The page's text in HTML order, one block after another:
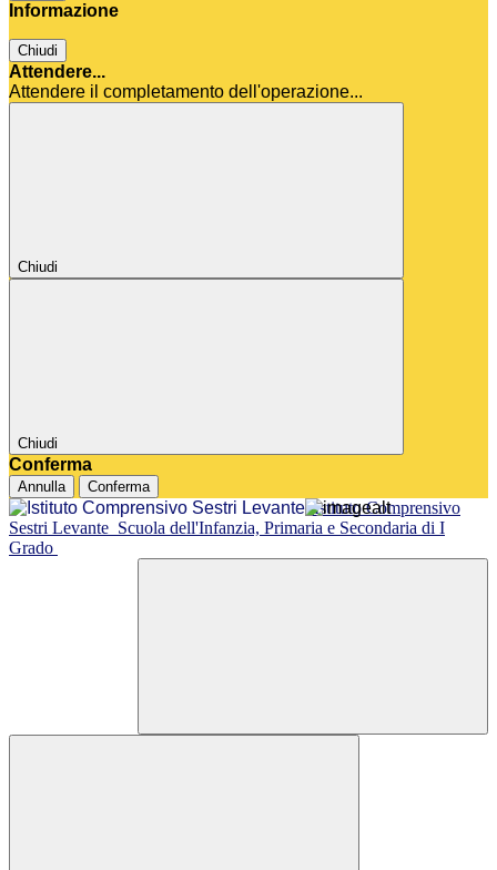
Informazione
Chiudi
Attendere...
Attendere il completamento dell'operazione...
Chiudi
Chiudi
Conferma
Annulla Conferma
Istituto Comprensivo
Sestri Levante Scuola dell'Infanzia, Primaria e Secondaria di I
Grado